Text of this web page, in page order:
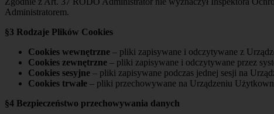
Administratorem.
§3 Rodzaje Plików Cookies
Cookies wewnętrzne – pliki zapisywane i odczytywane z
Cookies zewnętrzne – pliki zapisywane i odczytywane przez
Cookies sesyjne – pliki zapisywane podczas jednej sesji na
Cookies trwałe – pliki przechowywane na Urządzeniu
§4 Bezpieczeństwo przechowywania danych